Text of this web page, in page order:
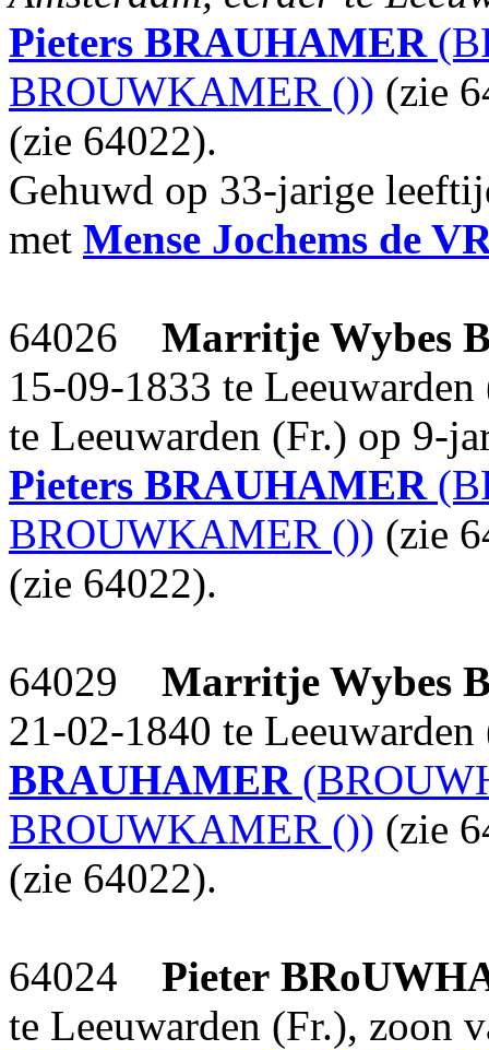
Pieters BRAUHAMER
BROUWKAMER ()) (zie
(zie 64022).
Gehuwd op 33-jarige
met Mense Jochems de
64026 Marritje Wybes
15-09-1833 te
te Leeuwarden (Fr.) op 9-
Pieters BRAUHAMER
BROUWKAMER ()) (zie
(zie 64022).
64029 Marritje Wybes
21-02-1840 te
BRAUHAMER
BROUWKAMER ()) (zie
(zie 64022).
64024 Pieter
te Leeuwarden (Fr.), zoon